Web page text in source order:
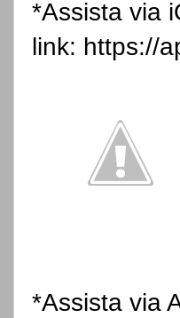
*Assista via
link: https://
*Assista via